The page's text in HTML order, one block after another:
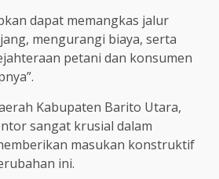
dapat memangkas jalur
mengurangi biaya, serta
petani dan konsumen
Kabupaten Barito Utara,
sangat krusial dalam
masukan konstruktif
ini.